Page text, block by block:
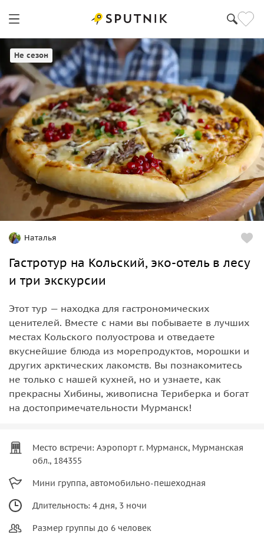
Не сезон
Наталья
Гастротур на Кольский, эко-отель в лесу
и три экскурсии
Этот тур — находка для гастрономических
ценителей. Вместе с нами вы побываете в лучших
местах Кольского полуострова и отведаете
вкуснейшие блюда из морепродуктов, морошки и
других арктических лакомств. Вы познакомитесь
не только с нашей кухней, но и узнаете, как
прекрасны Хибины, живописна Териберка и богат
на достопримечательности Мурманск!
Место встречи: Аэропорт г. Мурманск, Мурманская
обл., 184355
Мини группа, автомобильно-пешеходная
Длительность: 4 дня, 3 ночи
Размер группы до 6 человек